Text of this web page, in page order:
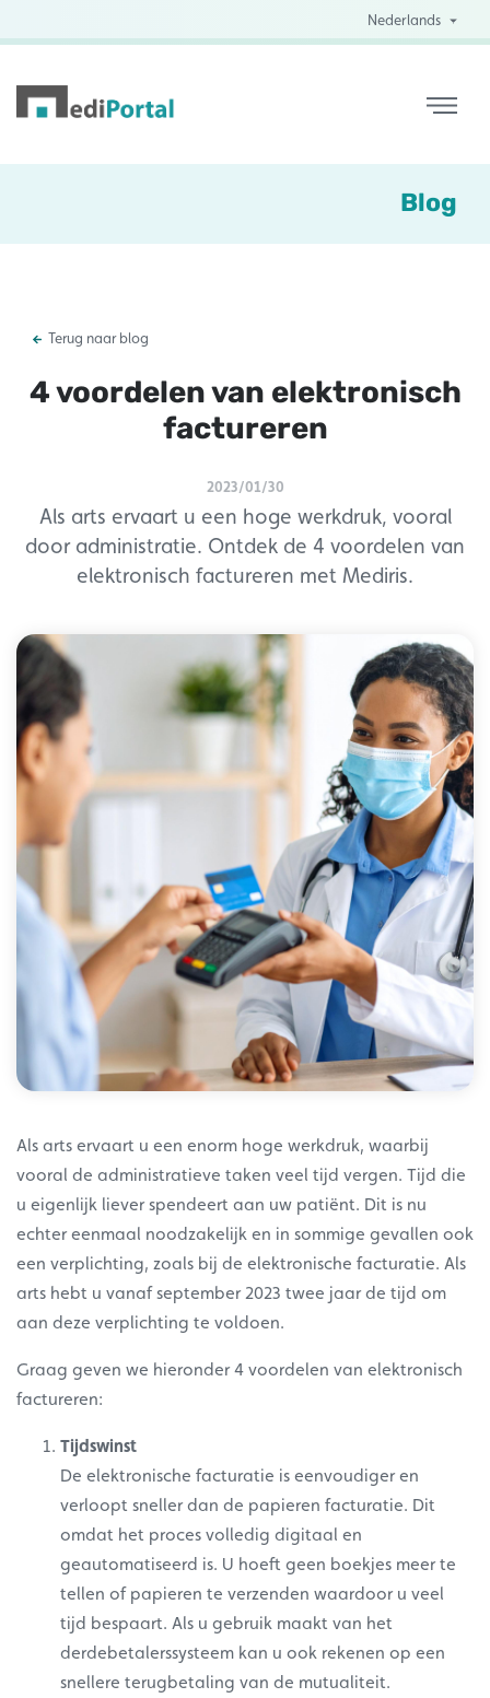
Nederlands
Blog
Terug naar blog
4 voordelen van elektronisch
factureren
2023/01/30
Als arts ervaart u een hoge werkdruk, vooral
door administratie. Ontdek de 4 voordelen van
elektronisch factureren met Mediris.
Als arts ervaart u een enorm hoge werkdruk, waarbij
vooral de administratieve taken veel tijd vergen. Tijd die
u eigenlijk liever spendeert aan uw patiënt. Dit is nu
echter eenmaal noodzakelijk en in sommige gevallen ook
een verplichting, zoals bij de elektronische facturatie. Als
arts hebt u vanaf september 2023 twee jaar de tijd om
aan deze verplichting te voldoen.
Graag geven we hieronder 4 voordelen van elektronisch
factureren:
Tijdswinst
De elektronische facturatie is eenvoudiger en
verloopt sneller dan de papieren facturatie. Dit
omdat het proces volledig digitaal en
geautomatiseerd is. U hoeft geen boekjes meer te
tellen of papieren te verzenden waardoor u veel
tijd bespaart. Als u gebruik maakt van het
derdebetalerssysteem kan u ook rekenen op een
snellere terugbetaling van de mutualiteit.